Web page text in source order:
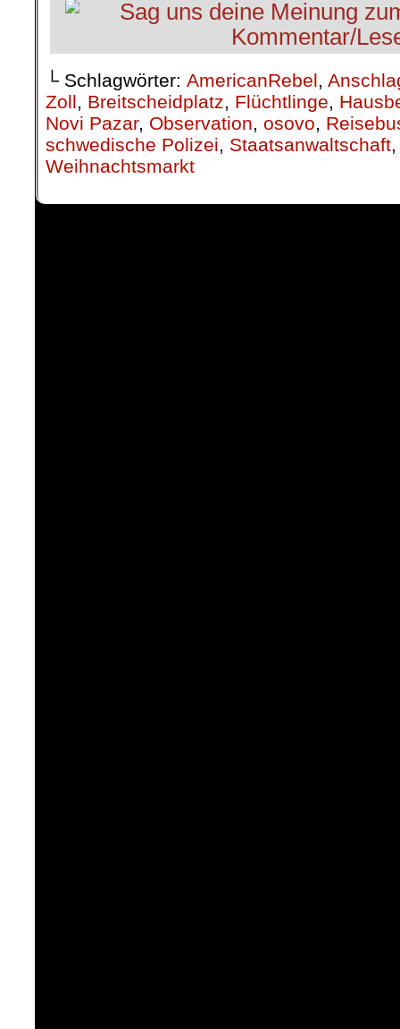
└ Schlagwörter: AmericanRebel,
Zoll, Breitscheidplatz, Flüchtlinge,
Novi Pazar, Observation, osovo,
schwedische Polizei, Staatsanwaltschaft
Weihnachtsmarkt